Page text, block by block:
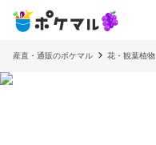
産直・通販のポケマル 花・観葉植物